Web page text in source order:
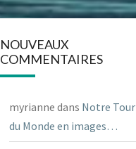
NOUVEAUX
COMMENTAIRES
myrianne dans Notre Tour
du Monde en images…